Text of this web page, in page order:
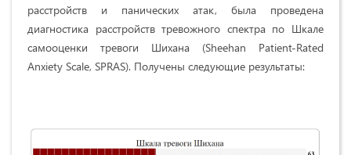
расстройств и панических атак, была проведена
диагностика расстройств тревожного спектра по Шкале
самооценки тревоги Шихана (Sheehan Patient-Rated
Anxiety Scale, SPRAS). Получены следующие результаты: